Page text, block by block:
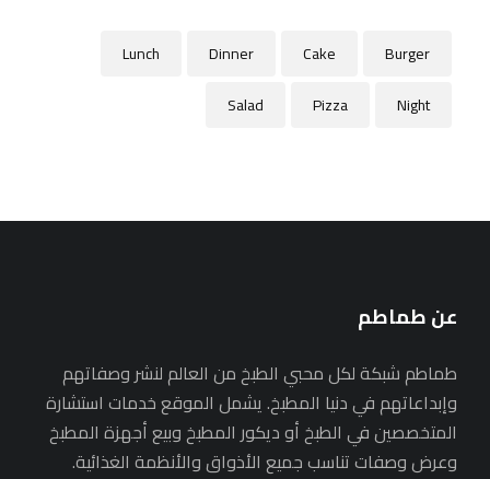
Burger
Cake
Dinner
Lunch
Night
Pizza
Salad
عن طماطم
طماطم شبكة لكل محبي الطبخ من العالم لنشر وصفاتهم
وإبداعاتهم في دنيا المطبخ. يشمل الموقع خدمات استشارة
المتخصصين في الطبخ أو ديكور المطبخ وبيع أجهزة المطبخ
وعرض وصفات تناسب جميع الأذواق والأنظمة الغذائية.